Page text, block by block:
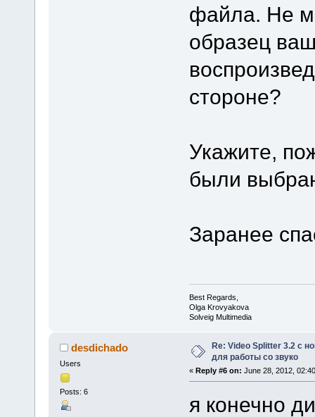
файла. Не
образец
стороне?
Укажите,
были
Заранее
Best Regards,
Olga Krovyakova
Solveig Multimedia
desdichado
Users
Posts: 6
Re: Video Splitter 3.2 c
для работы со звуко
« Reply #6 on: June 28, 2012,
я конечно